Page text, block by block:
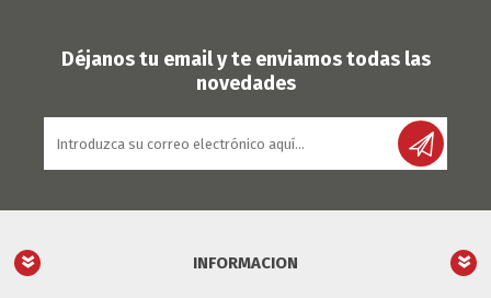
Déjanos tu email y te enviamos todas las
novedades
INFORMACION